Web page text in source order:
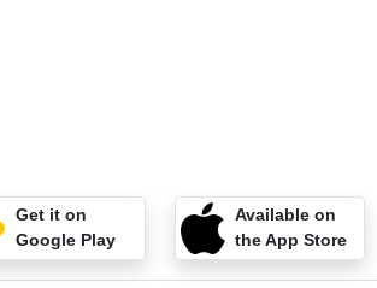
Get it on
Google Play
Available on
the App Store